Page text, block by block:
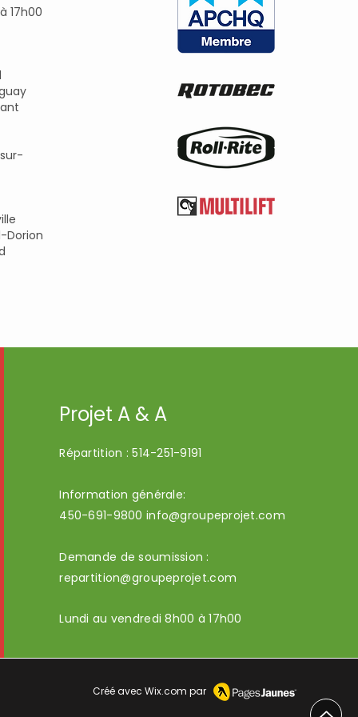
17h00
Dorion
Projet A & A
Répartition :514-251-9191
Information générale:
450-691-9800 info@groupeprojet.com
Demande de soumission :
repartition@groupeprojet.com
Lundi au vendredi 8h00 à 17h00
Créé avecWix.com par